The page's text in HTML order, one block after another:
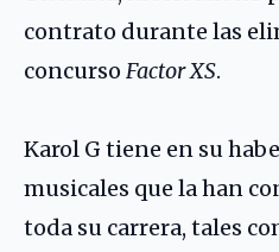
contrato durante las
concurso Factor XS.
Karol G tiene en su
musicales que la han
toda su carrera, tales